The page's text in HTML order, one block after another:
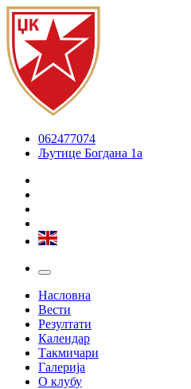
062477074
Љутице Богдана 1а
Насловна
Вести
Резултати
Календар
Такмичари
Галерија
О клубу